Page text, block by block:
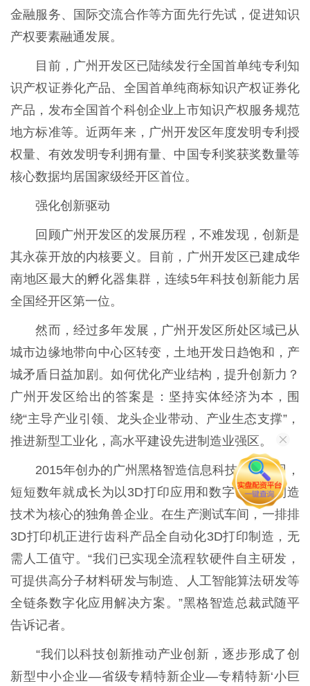
金融服务、国际交流合作等方面先行先试，促进知识
产权要素融通发展。
目前，广州开发区已陆续发行全国首单纯专利知
识产权证券化产品、全国首单纯商标知识产权证券化
产品，发布全国首个科创企业上市知识产权服务规范
地方标准等。近两年来，广州开发区年度发明专利授
权量、有效发明专利拥有量、中国专利奖获奖数量等
核心数据均居国家级经开区首位。
强化创新驱动
回顾广州开发区的发展历程，不难发现，创新是
其永葆开放的内核要义。目前，广州开发区已建成华
南地区最大的孵化器集群，连续5年科技创新能力居
全国经开区第一位。
然而，经过多年发展，广州开发区所处区域已从
城市边缘地带向中心区转变，土地开发日趋饱和，产
城矛盾日益加剧。如何优化产业结构，提升创新力？
广州开发区给出的答案是：坚持实体经济为本，围
绕“主导产业引领、龙头企业带动、产业生态支撑”，
推进新型工业化，高水平建设先进制造业强区。
2015年创办的广州黑格智造信息科技有限公司，
短短数年就成长为以3D打印应用和数字化智能制造
技术为核心的独角兽企业。在生产测试车间，一排排
3D打印机正进行齿科产品全自动化3D打印制造，无
需人工值守。“我们已实现全流程软硬件自主研发，
可提供高分子材料研发与制造、人工智能算法研发等
全链条数字化应用解决方案。”黑格智造总裁武随平
告诉记者。
“我们以科技创新推动产业创新，逐步形成了创
新型中小企业—省级专精特新企业—专精特新‘小巨